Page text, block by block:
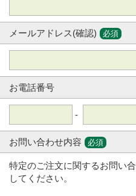
メールアドレス(確認) 必須
お電話番号
-
お問い合わせ内容 必須
特定のご注文に関するお問い
してください。